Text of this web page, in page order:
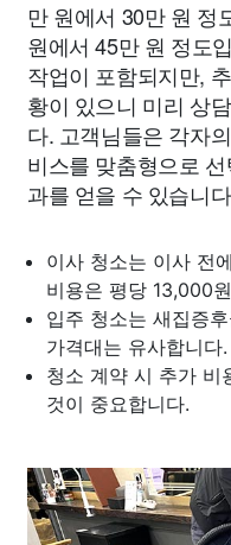
만 원에서 30만 원 정
원에서 45만 원 정도
작업이 포함되지만,
황이 있으니 미리 상
다. 고객님들은 각자
비스를 맞춤형으로
과를 얻을 수 있습니
이사 청소는 이사 전
비용은 평당 13,000
입주 청소는 새집증
가격대는 유사합니다.
청소 계약 시 추가 비
것이 중요합니다.